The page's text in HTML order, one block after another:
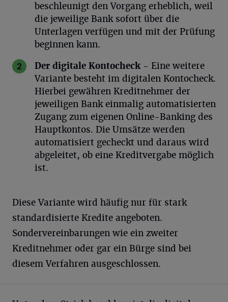
beschleunigt den Vorgang erheblich, weil
die jeweilige Bank sofort über die
Unterlagen verfügen und mit der Prüfung
beginnen kann.
Der digitale Kontocheck - Eine weitere
Variante besteht im digitalen Kontocheck.
Hierbei gewähren Kreditnehmer der
jeweiligen Bank einmalig automatisierten
Zugang zum eigenen Online-Banking des
Hauptkontos. Die Umsätze werden
automatisiert gecheckt und daraus wird
abgeleitet, ob eine Kreditvergabe möglich
ist.
Diese Variante wird häufig nur für stark
standardisierte Kredite angeboten.
Sondervereinbarungen wie ein zweiter
Kreditnehmer oder gar ein Bürge sind bei
diesem Verfahren ausgeschlossen.